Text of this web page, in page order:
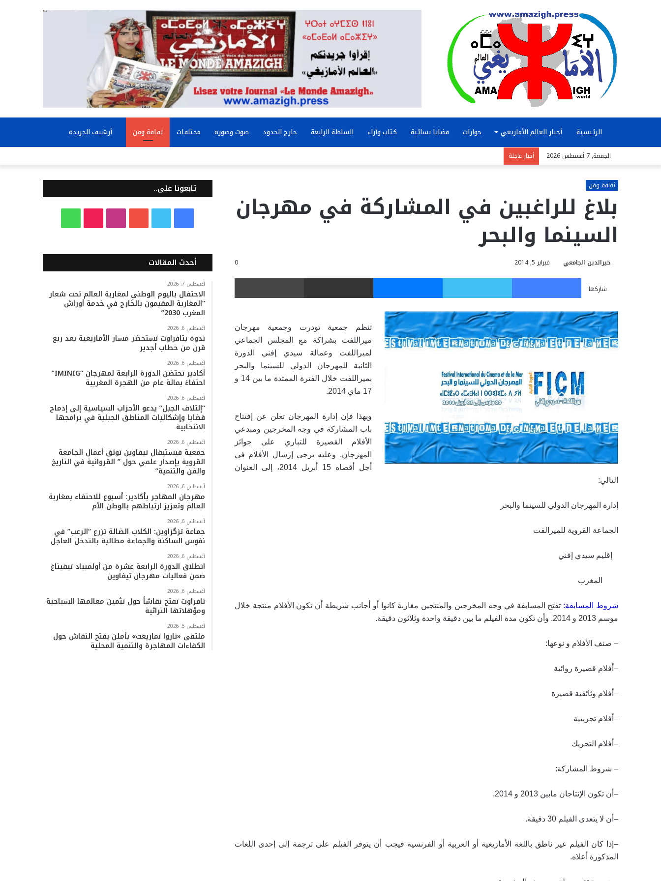
الرئيسية أخبار العالم الأمازيغي حوارات قضايا نسائية كتاب وآراء السلطة الرابعة خارج الحدود صوت وصورة مختلفات ثقافة وفن أرشيف الجريدة
عن
الجمعة, 7 أغسطس 2026 أخبار عاجلة
ثقافة وفن
بلاغ للراغبين في المشاركة في مهرجان
السينما والبحر
خيرالدين الجامعي فبراير 5, 2014 0
شاركها
فيسبوك تويتر ماسنجر مشاركة عبر البريد
تنظم جمعية تودرت وجمعية مهرجان
ميراللفت بشراكة مع المجلس الجماعي
لميراللفت وعمالة سيدي إفني الدورة
الثانية للمهرجان الدولي للسينما والبحر
بميراللفت خلال الفترة الممتدة ما بين 14 و
17 ماي 2014
.
وبهذا فإن إدارة المهرجان تعلن عن إفتتاح
باب المشاركة في وجه المخرجين ومبدعي
الأفلام القصيرة للتباري على جوائز
المهرجان. وعليه يرجى إرسال الأفلام في
أجل أقصاه 15 أبريل 2014، إلى العنوان
التالي:
إدارة المهرجان الدولي للسينما والبحر
الجماعة القروية للميرالفت
إقليم سيدي إفني
المغرب
شروط المسابقة: تفتح المسابقة في وجه المخرجين والمنتجين مغاربة كانوا أو أجانب شريطة أن تكون الأفلام منتجة خلال
موسم 2013 و 2014. وأن تكون مدة الفيلم ما بين دقيقة واحدة وثلاثون دقيقة
.
– صنف الأفلام و نوعها:
– أفلام قصيرة روائية
– أفلام وثائقية قصيرة
– أفلام تجريبية
– أفلام التحريك
– شروط المشاركة:
– أن تكون الإنتاجان مابين 2013 و 2014 .
– أن لا يتعدى الفيلم 30 دقيقة .
– إذا كان الفيلم غير ناطق باللغة الأمازيغية أو العربية أو الفرنسية فيجب أن يتوفر الفيلم على ترجمة إلى إحدى اللغات
المذكورة أعلاه.
تابعونا على..
س
ب
و
ك
ي
ت
ر
ت
ي
و
س
ت
ق
k
T
o
ت
س
ا
أحدث المقالات
أغسطس 7, 2026
الاحتفال باليوم الوطني لمغاربة العالم تحت شعار
“المغاربة المقيمون بالخارج في خدمة أوراش
المغرب 2030”
أغسطس 6, 2026
ندوة بتافراوت تستحضر مسار الأمازيغية بعد ربع
قرن من خطاب أجدير
أغسطس 6, 2026
أكادير تحتضن الدورة الرابعة لمهرجان “IMINIG”
احتفاءً بمائة عام من الهجرة المغربية
أغسطس 6, 2026
“إئتلاف الجبل” يدعو الأحزاب السياسية إلى إدماج
قضايا وإشكاليات المناطق الجبلية في برامجها
الانتخابية
أغسطس 6, 2026
جمعية فيستيفال تيفاوين توثق أعمال الجامعة
القروية بإصدار علمي حول ” القروانية في التاريخ
والفن والتنمية”
أغسطس 6, 2026
مهرجان المهاجر بأكادير: أسبوع للاحتفاء بمغاربة
العالم وتعزيز ارتباطهم بالوطن الأم
أغسطس 6, 2026
جماعة تزگزاوين: الكلاب الضالة تزرع “الرعب” في
نفوس الساكنة والجماعة مطالبة بالتدخل العاجل
أغسطس 6, 2026
انطلاق الدورة الرابعة عشرة من أولمبياد تيفيناغ
ضمن فعاليات مهرجان تيفاوين
أغسطس 6, 2026
تافراوت تفتح نقاشاً حول تثمين معالمها السياحية
ومؤهلاتها التراثية
أغسطس 5, 2026
ملتقى «تاروا تمازيغت» بأملن يفتح النقاش حول
الكفاءات المهاجرة والتنمية المحلية